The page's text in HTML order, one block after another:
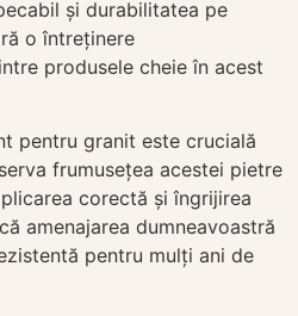
și durabilitatea pe
o întreținere
produsele cheie în acest
pentru granit este crucială
frumusețea acestei pietre
corectă și îngrijirea
amenajarea dumneavoastră
pentru mulți ani de